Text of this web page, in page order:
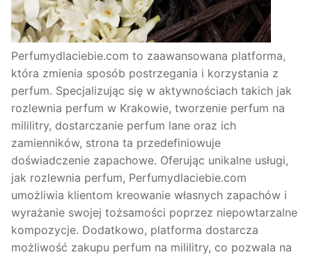
Perfumydlaciebie.com to zaawansowana platforma,
która zmienia sposób postrzegania i korzystania z
perfum. Specjalizując się w aktywnościach takich jak
rozlewnia perfum w Krakowie, tworzenie perfum na
mililitry, dostarczanie perfum lane oraz ich
zamienników, strona ta przedefiniowuje
doświadczenie zapachowe. Oferując unikalne usługi,
jak rozlewnia perfum, Perfumydlaciebie.com
umożliwia klientom kreowanie własnych zapachów i
wyrażanie swojej tożsamości poprzez niepowtarzalne
kompozycje. Dodatkowo, platforma dostarcza
możliwość zakupu perfum na mililitry, co pozwala na